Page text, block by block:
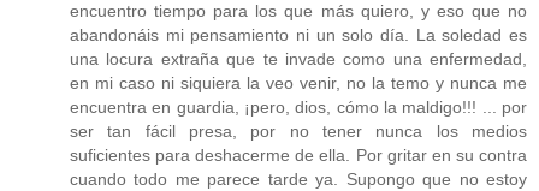
encuentro tiempo para los que más quiero, y eso que no
abandonáis mi pensamiento ni un solo día. La soledad es
una locura extraña que te invade como una enfermedad,
en mi caso ni siquiera la veo venir, no la temo y nunca me
encuentra en guardia, ¡pero, dios, cómo la maldigo!!! ... por
ser tan fácil presa, por no tener nunca los medios
suficientes para deshacerme de ella. Por gritar en su contra
cuando todo me parece tarde ya. Supongo que no estoy